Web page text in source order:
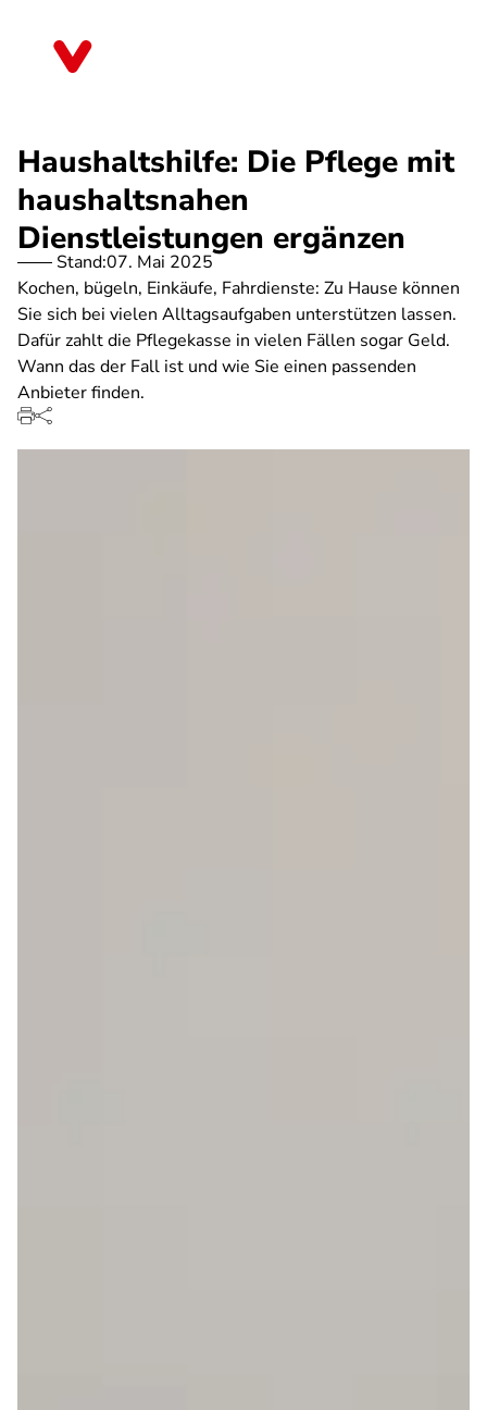
Haushaltshilfe: Die Pflege mit
haushaltsnahen
Dienstleistungen ergänzen
Stand:07. Mai 2025
Kochen, bügeln, Einkäufe, Fahrdienste: Zu Hause können
Sie sich bei vielen Alltagsaufgaben unterstützen lassen.
Dafür zahlt die Pflegekasse in vielen Fällen sogar Geld.
Wann das der Fall ist und wie Sie einen passenden
Anbieter finden.